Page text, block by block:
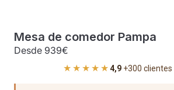
Mesa de comedor Pampa
Desde 939€
★★★★★4,9·+300